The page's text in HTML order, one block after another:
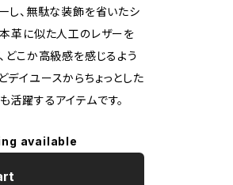
し、無駄な装飾を省いたシ
本革に似た人工のレザーを
どこか高級感を感じるよう
イユースからちょっとした
躍するアイテムです。
available